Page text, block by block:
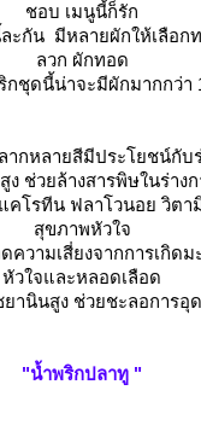
ชอบ เมนูนี้ก็รัก
ะกัน มีหลายผักให้เลือก
ลวก ผักทอด
กชุดนี้น่าจะมีผักมากกว่า
ากหลายสีมีประโยชน์กับ
ง ช่วยล้างสารพิษในร่าง
คโรทีน ฟลาโวนอย วิต
สุขภาพหัวใจ
ความเสี่ยงจากการเกิดม
หัวใจและหลอดเลือด
านินสูง ช่วยชะลอการอุ
"น้ำพริกปลาทู "